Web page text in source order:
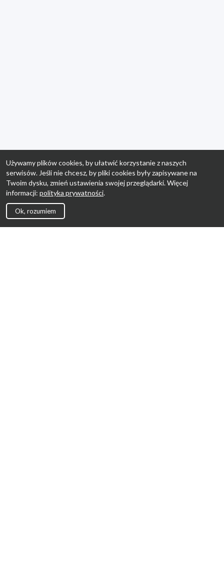
Używamy plików cookies, by ułatwić korzystanie z naszych
serwisów. Jeśli nie chcesz, by pliki cookies były zapisywane na
Twoim dysku, zmień ustawienia swojej przeglądarki. Więcej
informacji: polityka prywatności.
Ok, rozumiem